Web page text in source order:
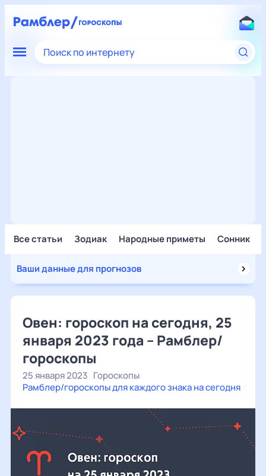
Поиск по интернету
Все статьи Зодиак Народные приметы Сонник
Ваши данные для прогнозов
Овен: гороскоп на сегодня, 25
января 2023 года – Рамблер/
гороскопы
25 января 2023 Гороскопы
Рамблер/гороскопы для каждого знака на сегодня